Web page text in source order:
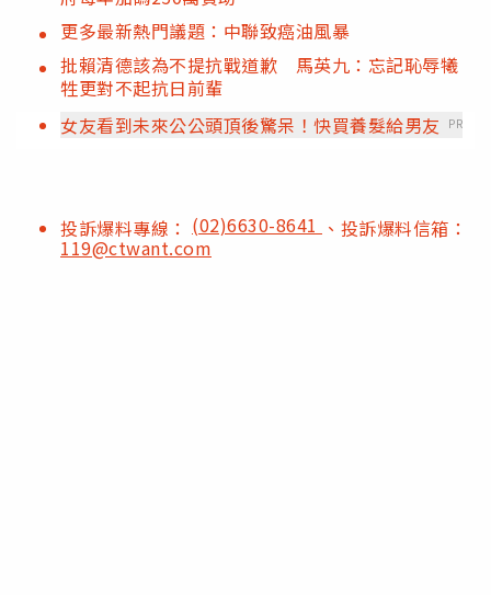
更多最新熱門議題：中聯致癌油風暴
批賴清德該為不提抗戰道歉 馬英九：忘記恥辱犧
牲更對不起抗日前輩
女友看到未來公公頭頂後驚呆！快買養髮給男友
PR
投訴爆料專線： (02)6630-8641 、投訴爆料信箱：
119@ctwant.com